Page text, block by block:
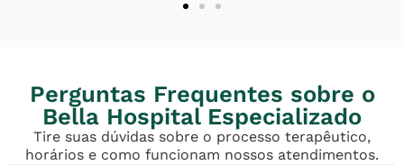
Perguntas Frequentes sobre o
Bella Hospital Especializado
Tire suas dúvidas sobre o processo terapêutico,
horários e como funcionam nossos atendimentos.